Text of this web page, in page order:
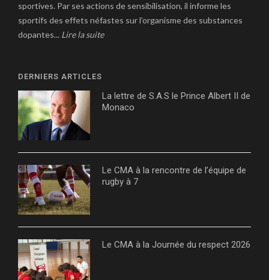
sportives. Par ses actions de sensibilisation, il informe les
sportifs des effets néfastes sur l’organisme des substances
dopantes... Lire la suite
DERNIERS ARTICLES
La lettre de S.A.S le Prince Albert II de
Monaco
Le CMA à la rencontre de l’équipe de
rugby à 7
Le CMA à la Journée du respect 2026